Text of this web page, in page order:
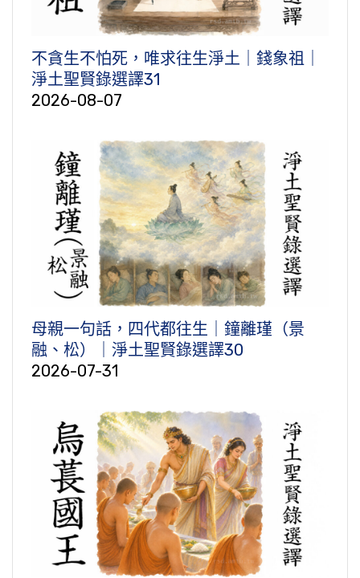
不貪生不怕死，唯求往生淨土｜錢象祖｜
淨土聖賢錄選譯31
2026-08-07
母親一句話，四代都往生｜鐘離瑾（景
融、松）｜淨土聖賢錄選譯30
2026-07-31